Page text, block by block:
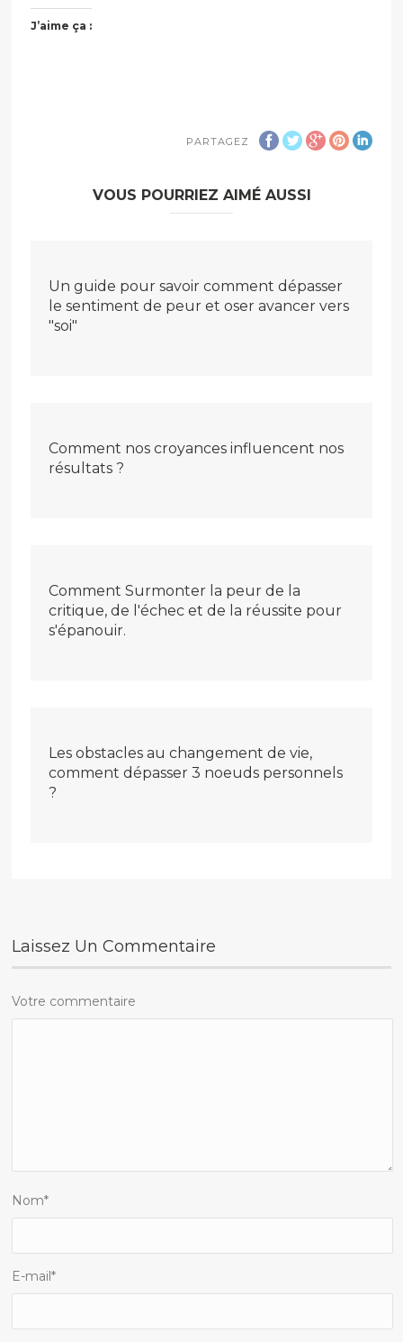
J’aime ça :
PARTAGEZ
VOUS POURRIEZ AIMÉ AUSSI
Un guide pour savoir comment dépasser
le sentiment de peur et oser avancer vers
"soi"
Comment nos croyances influencent nos
résultats ?
Comment Surmonter la peur de la
critique, de l'échec et de la réussite pour
s'épanouir.
Les obstacles au changement de vie,
comment dépasser 3 noeuds personnels
?
Laissez Un Commentaire
Votre commentaire
Nom*
E-mail*